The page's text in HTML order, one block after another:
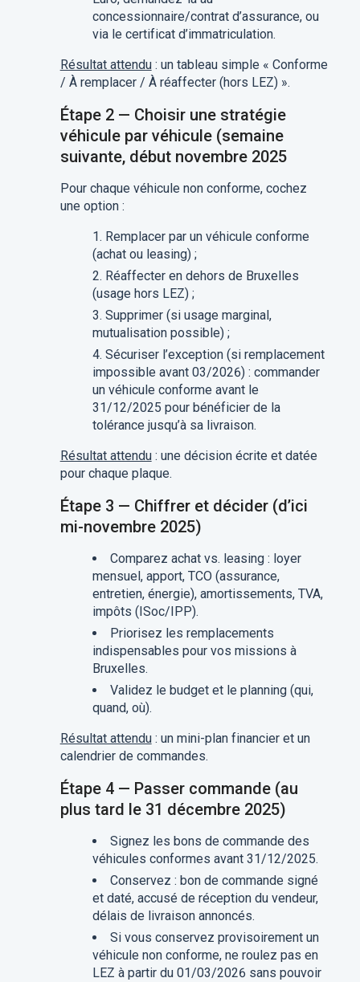
concessionnaire/contrat d’assurance, ou
via le certificat d’immatriculation.
Résultat attendu: un tableau simple « Conforme
/ À remplacer / À réaffecter (hors LEZ) ».
Étape 2 — Choisir une stratégie
véhicule par véhicule (semaine
suivante, début novembre 2025
Pour chaque véhicule non conforme, cochez
une option :
Remplacer par un véhicule conforme
(achat ou leasing) ;
Réaffecter en dehors de Bruxelles
(usage hors LEZ) ;
Supprimer (si usage marginal,
mutualisation possible) ;
Sécuriser l’exception (si remplacement
impossible avant 03/2026) : commander
un véhicule conforme avant le
31/12/2025 pour bénéficier de la
tolérance jusqu’à sa livraison.
Résultat attendu: une décision écrite et datée
pour chaque plaque.
Étape 3 — Chiffrer et décider (d’ici
mi-novembre 2025)
Comparez achat vs. leasing : loyer
mensuel, apport, TCO (assurance,
entretien, énergie), amortissements, TVA,
impôts (ISoc/IPP).
Priorisez les remplacements
indispensables pour vos missions à
Bruxelles.
Validez le budget et le planning (qui,
quand, où).
Résultat attendu: un mini-plan financier et un
calendrier de commandes.
Étape 4 — Passer commande (au
plus tard le 31 décembre 2025)
Signez les bons de commande des
véhicules conformes avant 31/12/2025.
Conservez : bon de commande signé
et daté, accusé de réception du vendeur,
délais de livraison annoncés.
Si vous conservez provisoirement un
véhicule non conforme, ne roulez pas en
LEZ à partir du 01/03/2026 sans pouvoir